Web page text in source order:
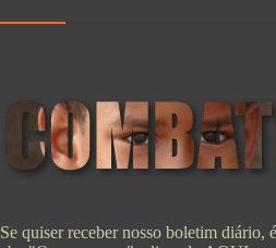
Se quiser receber nosso boletim diário,